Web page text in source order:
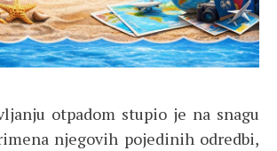
otpadom stupio je na snagu
njegovih pojedinih odredbi,